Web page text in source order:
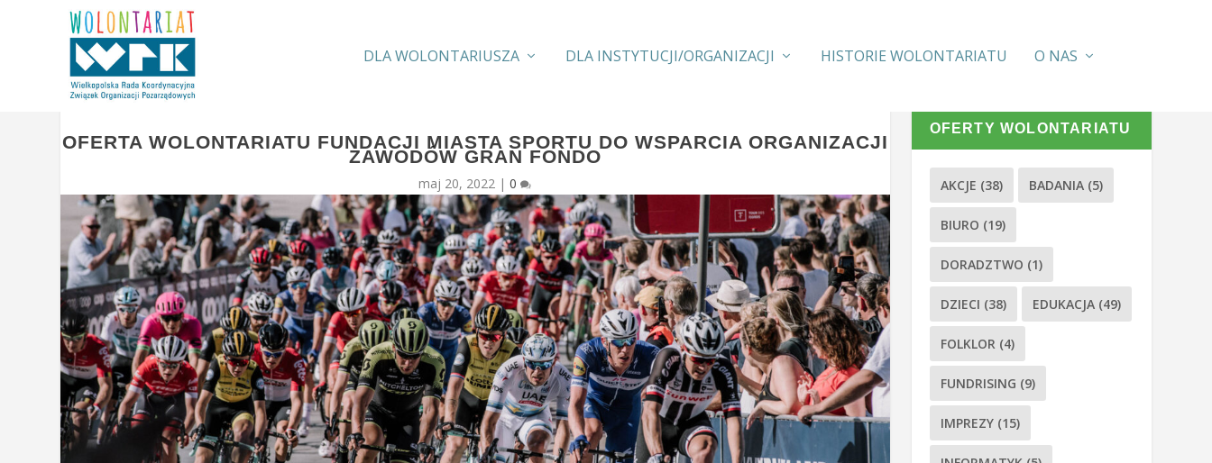
DLA WOLONTARIUSZA DLA INSTYTUCJI/ORGANIZACJI HISTORIE WOLONTARIATU O NAS
OFERTA WOLONTARIATU FUNDACJI MIASTA SPORTU DO WSPARCIA ORGANIZACJI
ZAWODÓW GRAN FONDO
maj 20, 2022 |0
OFERTY WOLONTARIATU
AKCJE (38) BADANIA(5)
BIURO (19)
DORADZTWO (1)
DZIECI (38) EDUKACJA(49)
FOLKLOR(4)
FUNDRISING (9)
IMPREZY(15)